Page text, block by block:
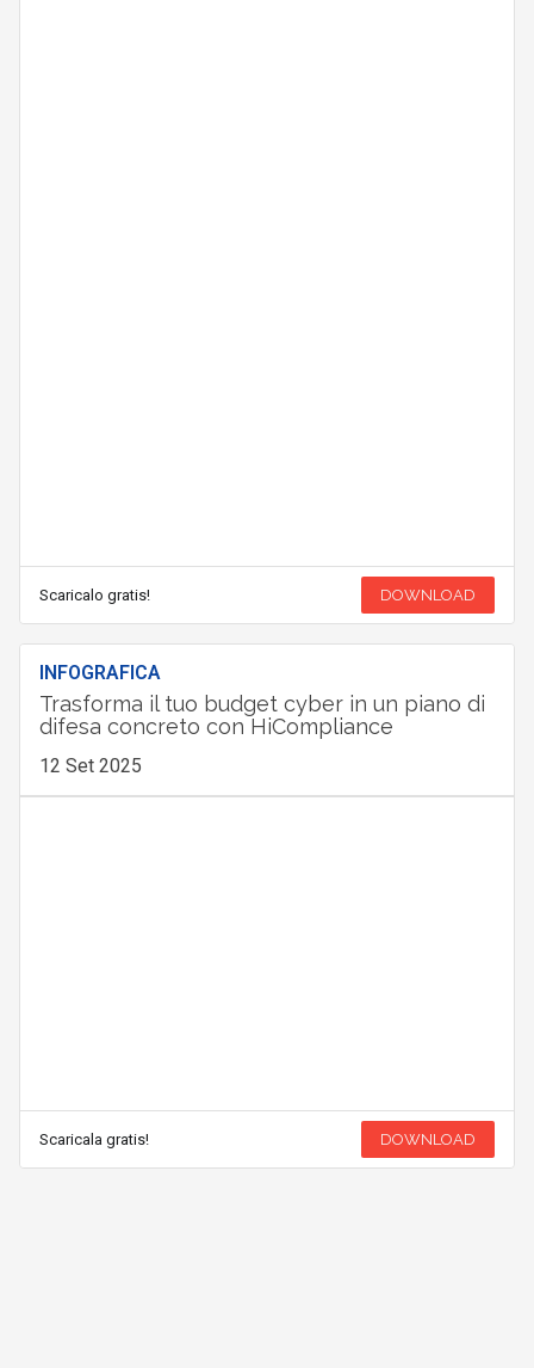
Scaricalo gratis! DOWNLOAD
INFOGRAFICA
Trasforma il tuo budget cyber in un piano di
difesa concreto con HiCompliance
12 Set 2025
Scaricala gratis! DOWNLOAD